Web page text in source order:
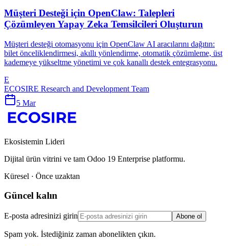
Müşteri Desteği için OpenClaw: Talepleri
Çözümleyen Yapay Zeka Temsilcileri Oluşturun
Müşteri desteği otomasyonu için OpenClaw AI aracılarını dağıtın:
bilet önceliklendirmesi, akıllı yönlendirme, otomatik çözümleme, üst
kademeye yükseltme yönetimi ve çok kanallı destek entegrasyonu.
E
ECOSIRE Research and Development Team
5 Mar
Ekosistemin Lideri
Dijital ürün vitrini ve tam Odoo 19 Enterprise platformu.
Küresel · Önce uzaktan
Güncel kalın
E-posta adresinizi girin Abone ol
Spam yok. İstediğiniz zaman abonelikten çıkın.